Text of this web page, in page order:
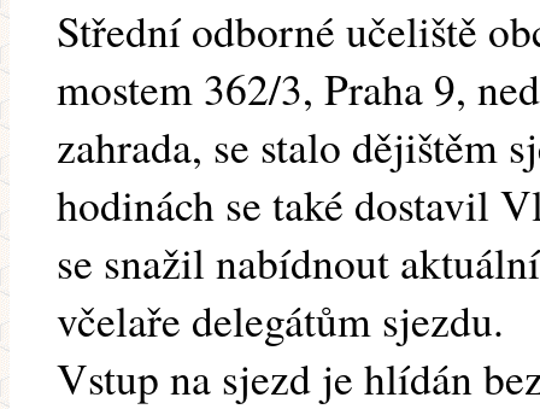
Střední odborné učeliště
mostem 362/3, Praha 9,
zahrada, se stalo dějištěm
hodinách se také dostavil
se snažil nabídnout
včelaře delegátům sjezdu.
Vstup na sjezd je hlídán